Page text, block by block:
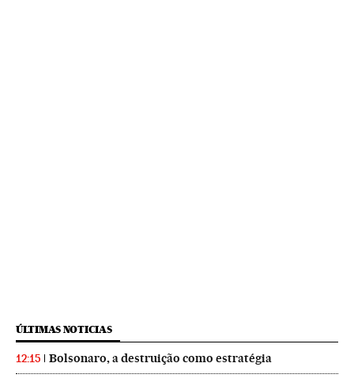
ÚLTIMAS NOTICIAS
12:15 Bolsonaro, a destruição como estratégia